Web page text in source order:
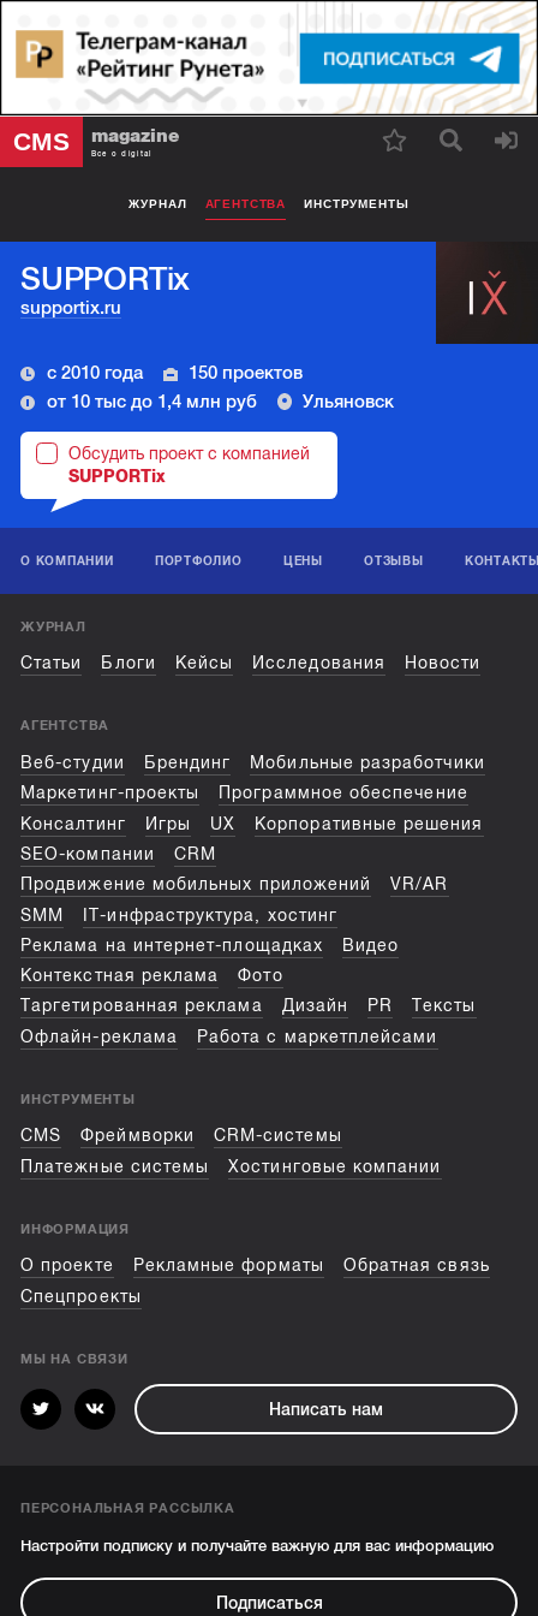
CMS magazine
Все о digital
ЖУРНАЛ АГЕНТСТВА ИНСТРУМЕНТЫ
SUPPORTix
supportix.ru
с 2010 года
150 проектов
от 10 тыс до 1,4 млн руб
Ульяновск
Обсудить проект с компанией
SUPPORTix
О КОМПАНИИ ПОРТФОЛИО ЦЕНЫ ОТЗЫВЫ
ЖУРНАЛ
Статьи Блоги Кейсы Исследования Новости
АГЕНТСТВА
Веб-студии Брендинг
Мобильные разработчики
Маркетинг-проекты
Программное обеспечение
Консалтинг
Игры UX
Корпоративные решения
SEO-компании
CRM
Продвижение мобильных приложений
VR/AR
SMM
IT-инфраструктура, хостинг
Реклама на интернет-площадках
Видео
Контекстная реклама
Фото
Таргетированная реклама
Дизайн PR
Тексты
Офлайн-реклама
Работа с маркетплейсами
ИНСТРУМЕНТЫ
CMS Фреймворки
CRM-системы
Платежные системы
Хостинговые компании
ИНФОРМАЦИЯ
О проекте Рекламные форматы
Обратная связь
Спецпроекты
МЫ НА СВЯЗИ
Написать нам
ПЕРСОНАЛЬНАЯ РАССЫЛКА
Настройти подписку и получайте важную для вас информацию
Подписаться